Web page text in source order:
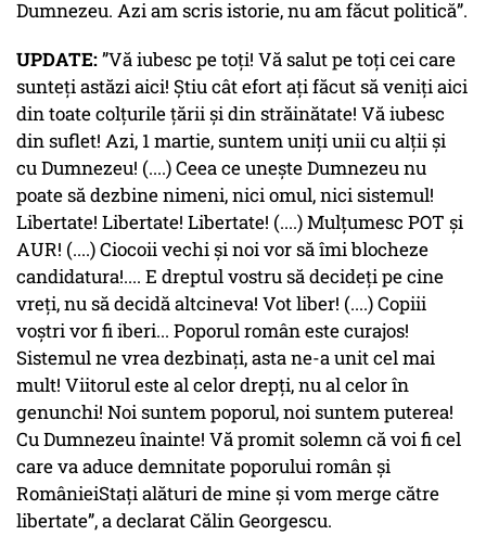
Dumnezeu. Azi am scris istorie, nu am făcut politică”.
UPDATE:”Vă iubesc pe toți! Vă salut pe toți cei care
sunteți astăzi aici! Știu cât efort ați făcut să veniți aici
din toate colțurile țării și din străinătate! Vă iubesc
din suflet! Azi, 1 martie, suntem uniți unii cu alții și
cu Dumnezeu! (....) Ceea ce unește Dumnezeu nu
poate să dezbine nimeni, nici omul, nici sistemul!
Libertate! Libertate! Libertate! (....) Mulțumesc POT și
AUR! (....) Ciocoii vechi și noi vor să îmi blocheze
candidatura!.... E dreptul vostru să decideți pe cine
vreți, nu să decidă altcineva! Vot liber! (....) Copiii
voștri vor fi iberi... Poporul român este curajos!
Sistemul ne vrea dezbinați, asta ne-a unit cel mai
mult! Viitorul este al celor drepți, nu al celor în
genunchi! Noi suntem poporul, noi suntem puterea!
Cu Dumnezeu înainte! Vă promit solemn că voi fi cel
care va aduce demnitate poporului român și
RomânieiStați alături de mine și vom merge către
libertate”, a declarat Călin Georgescu.